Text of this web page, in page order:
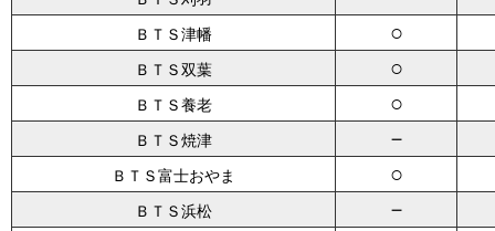
ＢＴＳ津幡 ○
ＢＴＳ双葉 ○
ＢＴＳ養老 ○
ＢＴＳ焼津 －
ＢＴＳ富士おやま ○
ＢＴＳ浜松 －